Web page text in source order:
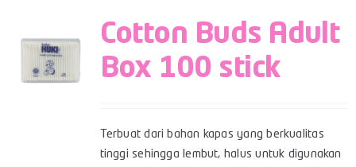
Cotton Buds Adult
Box 100 stick
Terbuat dari bahan kapas yang berkualitas
tinggi sehingga lembut, halus untuk digunakan